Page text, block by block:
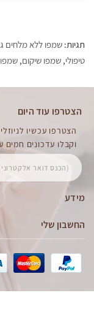
תגיות: שמפו ללא מלחים
טיפולי, שמפו שיקום,
הצטרפו עוד היום
הצטרפו עכשיו
וקבלו עדכונים חמים
מידע
החשבון שלי
מוצר מבית- WebHit.co.ilBenita | מוצרי שיער למספרות ויחידים © 2026